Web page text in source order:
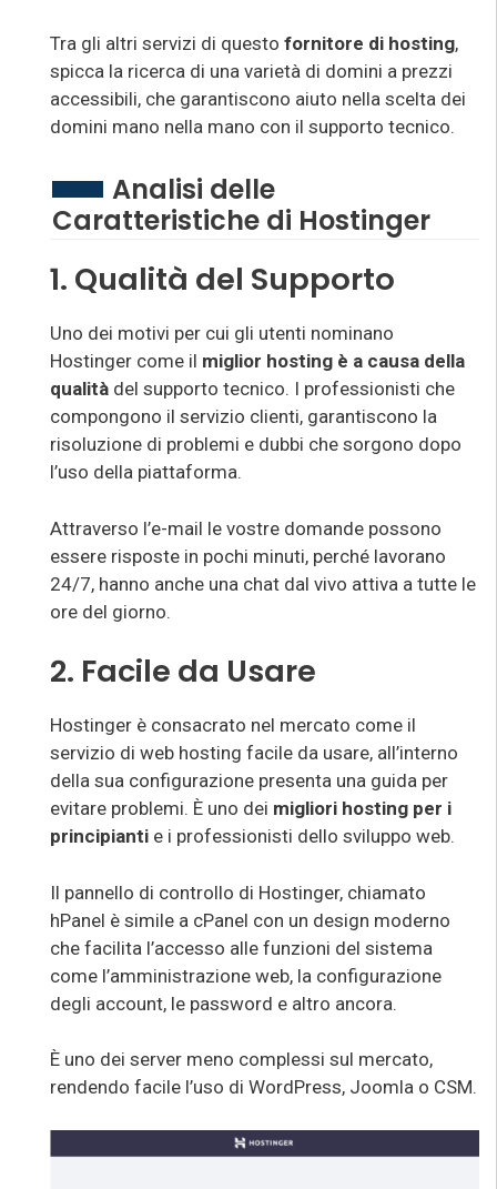
Tra gli altri servizi di questo fornitore di hosting,
spicca la ricerca di una varietà di domini a prezzi
accessibili, che garantiscono aiuto nella scelta dei
domini mano nella mano con il supporto tecnico.
Analisi delle
Caratteristiche di Hostinger
1. Qualità del Supporto
Uno dei motivi per cui gli utenti nominano
Hostinger come il miglior hosting è a causa della
qualità del supporto tecnico. I professionisti che
compongono il servizio clienti, garantiscono la
risoluzione di problemi e dubbi che sorgono dopo
l’uso della piattaforma.
Attraverso l’e-mail le vostre domande possono
essere risposte in pochi minuti, perché lavorano
24/7, hanno anche una chat dal vivo attiva a tutte le
ore del giorno.
2. Facile da Usare
Hostinger è consacrato nel mercato come il
servizio di web hosting facile da usare, all’interno
della sua configurazione presenta una guida per
evitare problemi. È uno dei migliori hosting per i
principianti e i professionisti dello sviluppo web.
Il pannello di controllo di Hostinger, chiamato
hPanel è simile a cPanel con un design moderno
che facilita l’accesso alle funzioni del sistema
come l’amministrazione web, la configurazione
degli account, le password e altro ancora.
È uno dei server meno complessi sul mercato,
rendendo facile l’uso di WordPress, Joomla o CSM.